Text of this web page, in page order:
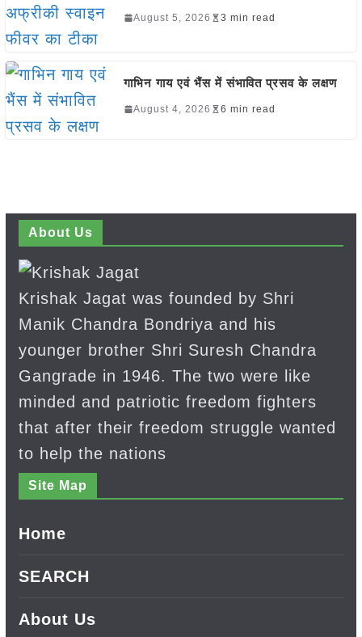
August 5, 2026 3 min read
गाभिन गाय एवं भैंस में संभावित प्रसव के लक्षण
August 4, 2026 6 min read
About Us
Krishak Jagat was founded by Shri
Manik Chandra Bondriya and his
younger brother Shri Suresh Chandra
Gangrade in 1946. The two were like
minded and patriotic freedom fighters
that after their freedom struggle wanted
to help the nations
Site Map
Home
SEARCH
About Us